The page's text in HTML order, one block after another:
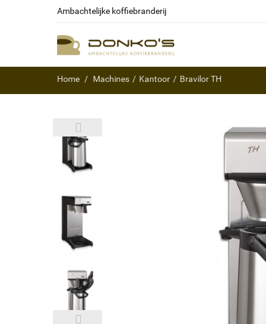
Ambachtelijke koffiebranderij
Home Machines Kantoor Bravilor TH